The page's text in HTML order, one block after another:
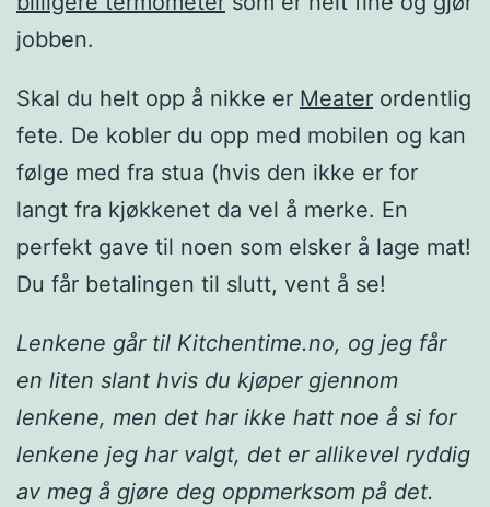
jobben.
Skal du helt opp å nikke er Meater ordentlig
fete. De kobler du opp med mobilen og kan
følge med fra stua (hvis den ikke er for
langt fra kjøkkenet da vel å merke. En
perfekt gave til noen som elsker å lage mat!
Du får betalingen til slutt, vent å se!
Lenkene går til Kitchentime.no, og jeg får
en liten slant hvis du kjøper gjennom
lenkene, men det har ikke hatt noe å si for
lenkene jeg har valgt, det er allikevel ryddig
av meg å gjøre deg oppmerksom på det.